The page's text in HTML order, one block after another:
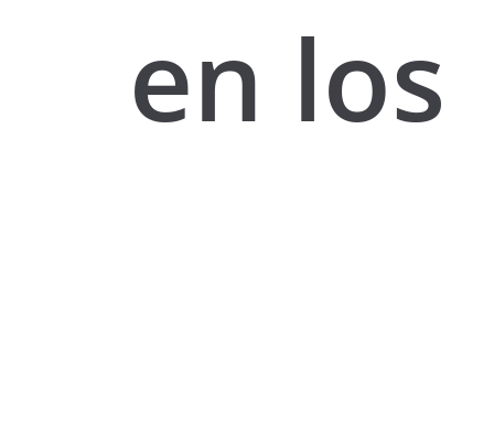
en los